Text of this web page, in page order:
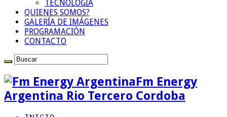
TECNOLOGIA
QUIENES SOMOS?
GALERÍA DE IMÁGENES
PROGRAMACIÓN
CONTACTO
Fm Energy
Argentina Rio Tercero Cordoba